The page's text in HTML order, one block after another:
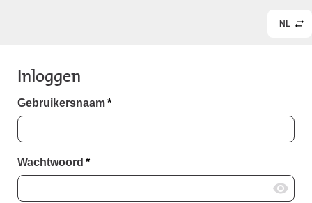
NL
Inloggen
Gebruikersnaam*
Wachtwoord *